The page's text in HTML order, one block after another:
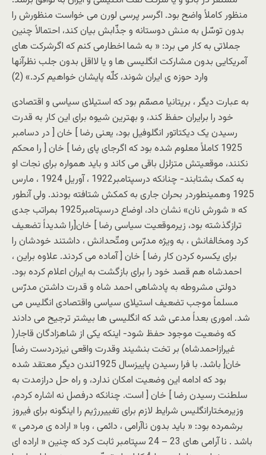
منظور کاملاً واضح بود. اگرسر پرسی لورن می خواست منظورش را
بدون توسّل به منش دوستانه و جذّابش بیان کند، احتمالاً چنین
جملاتی به کار می برد: « به شما اخطارمی کنم که اگرشرکت های
آمریکایی بدون مشارکت انگلیسی ها و یا لااقل بدون جلب نظرآنها
وارد حوزه ی ایران شوند، کلّه پایشان خواهیم کرد.» (2)
به عبارت دیگر ، بریتانیا مصمّم بود که استیلای سیاسی و اقتصادی
خود را برایران حفظ کند، و بهترین شیوه برای این کار به قدرت
رسیدن یک دیکتاتور انگلوفیل بود، یعنی رضا ] خان [ در دسامبر
1925 کاملاً معلوم شده بود که اگرجای پای رضا ] خان [ را محکم
نکنند، موقعیتش متزلزل باقی می کاند و باید همواره برای نجات او
به کمک بشتابند- چنانکه درسپتامبر1922 ، آوریل 1924 ، مارس
1925 وهمینطوردر بحران جاری به کمکش شتافته بودند. ولی آنطور
که « شورش نان» نشان داد، اوضاع درسپتامبر1925 بمراتب جدی
ترازگذشته بود، زیرموقعیت سیاسی رضا ] خان[را شدیداً تضعیف
کرد ومخالفانش ، به ویژه مدرّس ومتّحدانش ، داشتند خودشان را
برای یکسره کردن کار رضا ] خان [ آماده می کردند. علاوه براین ،
احمدشاه هم قصد خود را برای بازگشت به ایران اعلام کرده بود.
دولتی مشروطه به پادشاهی احمد شاه و قدرت داشتن مدرّس
مسلماً موجب تضعیف استیلای سیاسی واقتصادی انگلیس می
شد. اموری بعداً مدعی شد که انگلیسی ها بیشتر ترجیح می دادند
که وضعیت موجود حفظ شود- اینکه یکی از شاهزادگان قاجار(
غیرازاحمدشاه) بر تخت بنشیند وقدرت واقعی نیزدردست رضا]
خان[ باشد. با فرا رسیدن پاییزسال 1925لندن دیگر معتقد شده
بود که ادامه این وضعیت امکان ندارد، و راه حل درازمدت به
سلطنت رسیدن رضا ] خان [ است. چنانکه درفصل نه اشاره کردم،
وزیرمختارانگلیس شرایط لازم برای تغییررژیم را اینگونه برای فیروز
برشمرده بود: « باید بدون ناآرامی ، دائمی ، وبا « اراده ی مردمی »
باشد . نا آرامی های 23 – 24 سپتامبر ثابت کرد که چنین « اراده ای